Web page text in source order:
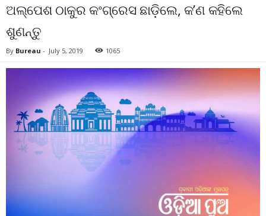
ଅଲ୍ପେଶ ଠାକୁର କଂଗ୍ରେସ ଛାଡ଼ିଲେ, କ’ଣ କହିଲେ
ଶୁଣନ୍ତୁ
By Bureau - July 5, 2019 1065